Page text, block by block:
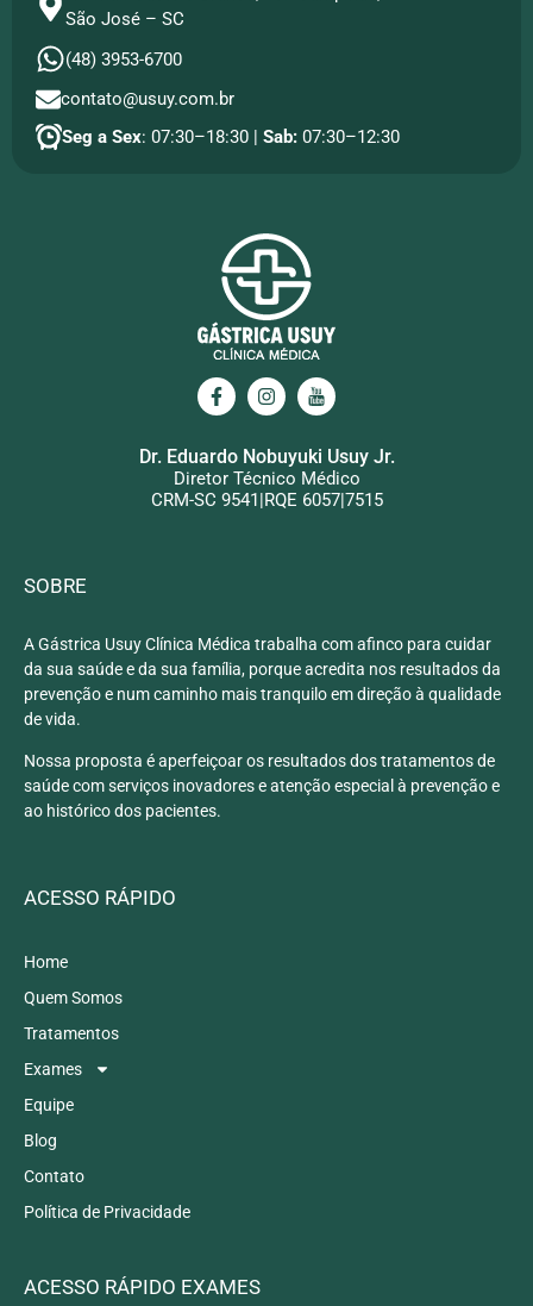
São José – SC
(48) 3953-6700
contato@usuy.com.br
Seg a Sex: 07:30–18:30 | Sab: 07:30–12:30
Dr. Eduardo Nobuyuki Usuy Jr.
Diretor Técnico Médico
CRM-SC 9541|RQE 6057|7515
SOBRE
A Gástrica Usuy Clínica Médica trabalha com afinco para cuidar
da sua saúde e da sua família, porque acredita nos resultados da
prevenção e num caminho mais tranquilo em direção à qualidade
de vida.
Nossa proposta é aperfeiçoar os resultados dos tratamentos de
saúde com serviços inovadores e atenção especial à prevenção e
ao histórico dos pacientes.
ACESSO RÁPIDO
Home
Quem Somos
Tratamentos
Exames
Equipe
Blog
Contato
Política de Privacidade
ACESSO RÁPIDO EXAMES